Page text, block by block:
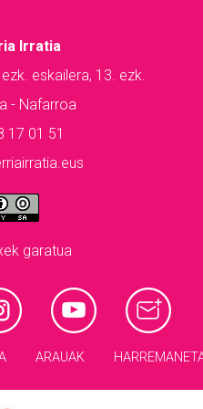
Irratia
eskailera, 13. ezk.
- Nafarroa
17 01 51
garatua
ARAUAK